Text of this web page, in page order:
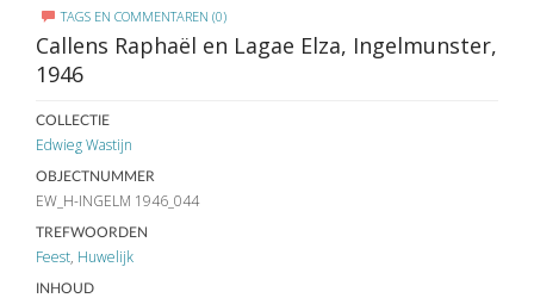
TAGS EN COMMENTAREN (0)
Callens Raphaël en Lagae Elza, Ingelmunster,
1946
COLLECTIE
Edwieg Wastijn
OBJECTNUMMER
EW_H-INGELM 1946_044
TREFWOORDEN
Feest, Huwelijk
INHOUD